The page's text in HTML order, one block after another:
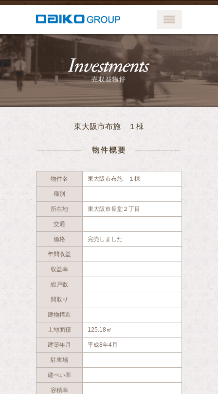
売収益物件
東大阪市布施 １棟
物件名 東大阪市布施 １棟
種別
所在地 東大阪市長堂２丁目
交通
価格 完売しました
年間収益
収益率
総戸数
間取り
建物構造
土地面積 125.18㎡
建築年月 平成8年4月
駐車場
建ぺい率
容積率